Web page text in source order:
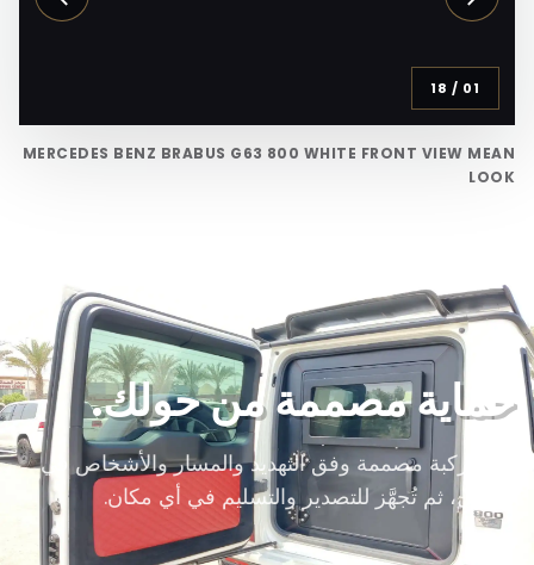
01
/
18
MERCEDES BENZ BRABUS G63 800 WHITE FRONT VIEW MEAN
LOOK
حماية مصممة من حولك.
كل مركبة مصممة وفق التهديد والمسار والأشخاص في
الداخل، ثم تُجهَّز للتصدير والتسليم في أي مكان.